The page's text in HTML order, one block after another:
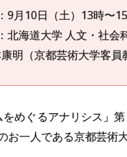
9月10日（土）13時〜
北海道大学 人文・社
明（京都芸術大学客員
をめぐるアナリシス」
お一人である京都芸術